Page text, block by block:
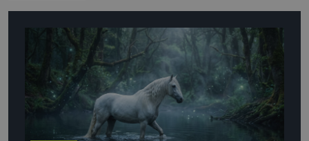
Rumunsku a